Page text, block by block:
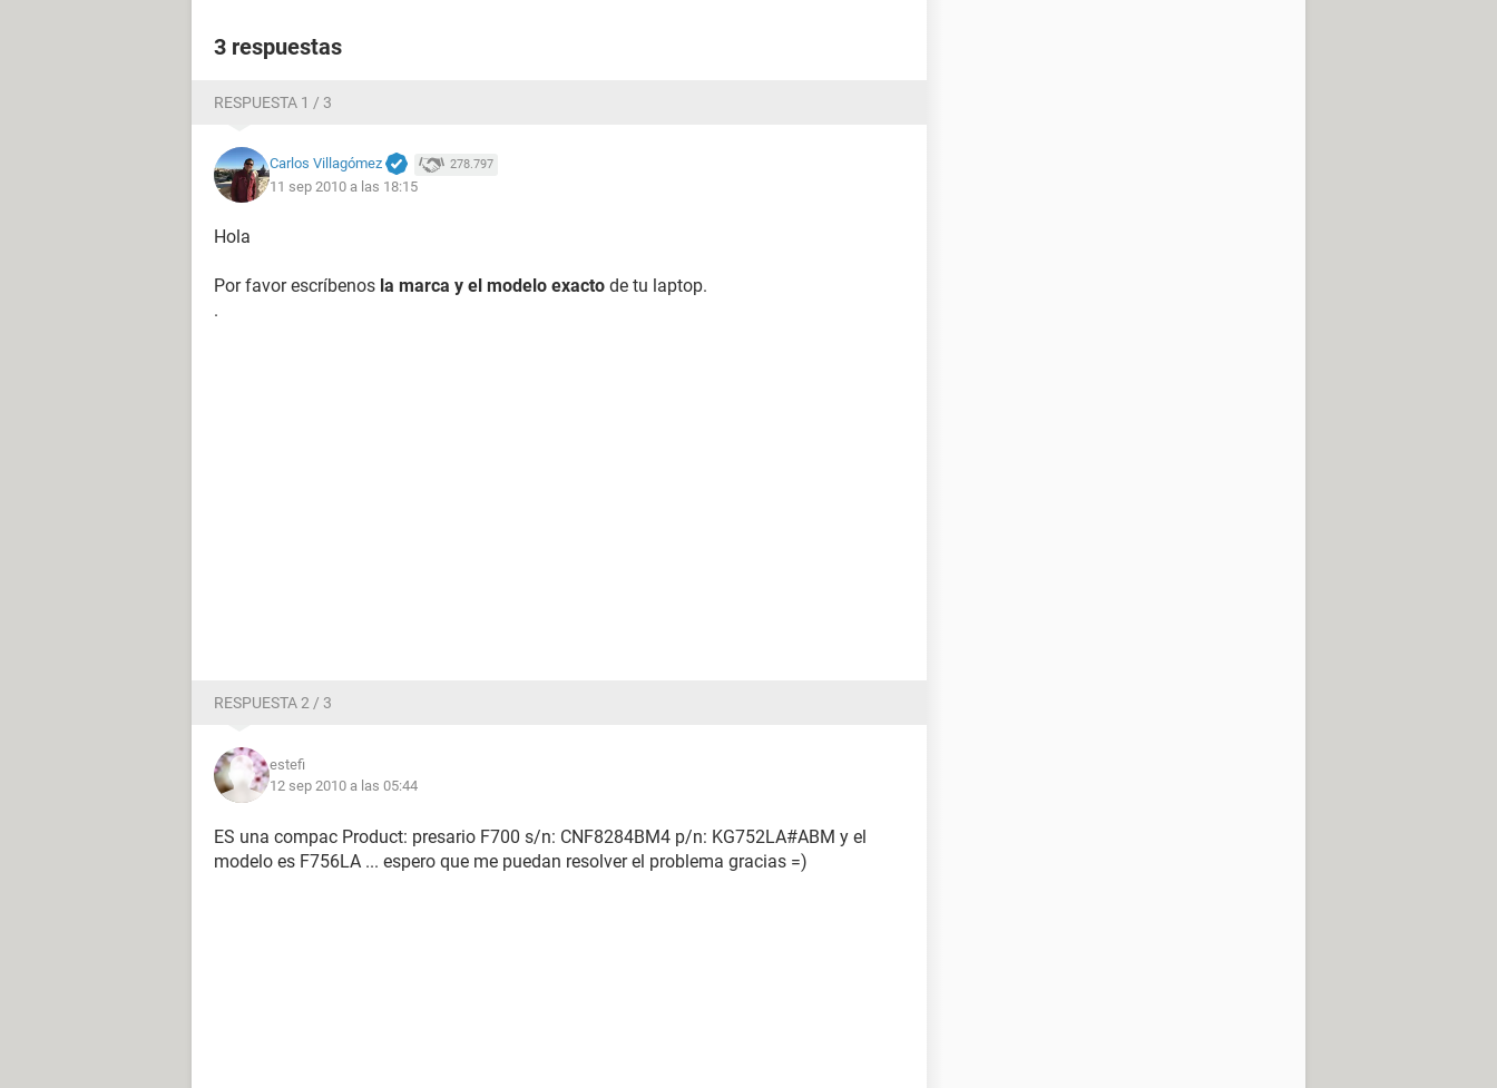
3 respuestas
RESPUESTA 1 / 3
Carlos Villagómez 278.797
11 sep 2010 a las 18:15
Hola
Por favor escríbenos la marca y el modelo exacto de tu laptop.
.
RESPUESTA 2 / 3
estefi
12 sep 2010 a las 05:44
ES una compac Product: presario F700 s/n: CNF8284BM4 p/n: KG752LA#ABM y el
modelo es F756LA ... espero que me puedan resolver el problema gracias =)